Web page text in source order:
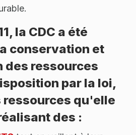
la CDC a été
conservation et
des ressources
par la loi,
ressources qu'elle
des :